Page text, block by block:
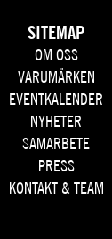
SITEMAP
OM OSS
VARUMÄRKEN
EVENTKALENDER
NYHETER
SAMARBETE
PRESS
KONTAKT & TEAM